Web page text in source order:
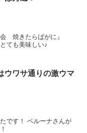
焼きたらばがに』
ても美味しい♪
ウワサ通りの激ウマ
です！ ベルーナさんが